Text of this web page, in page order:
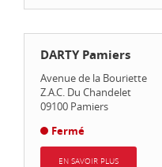
DARTY Pamiers
Avenue de la Bouriette
Z.A.C. Du Chandelet
09100 Pamiers
Fermé
EN SAVOIR PLUS